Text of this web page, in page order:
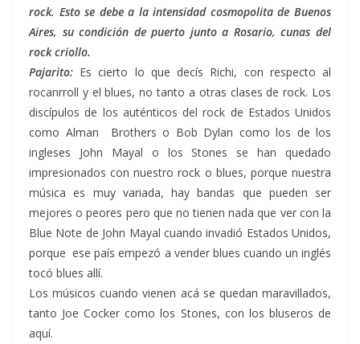
rock. Esto se debe a la intensidad cosmopolita de Buenos
Aires, su condición de puerto junto a Rosario, cunas del
rock criollo.
Pajarito: Es cierto lo que decís Richi, con respecto al
rocanrroll y el blues, no tanto a otras clases de rock. Los
discípulos de los auténticos del rock de Estados Unidos
como Alman Brothers o Bob Dylan como los de los
ingleses John Mayal o los Stones se han quedado
impresionados con nuestro rock o blues, porque nuestra
música es muy variada, hay bandas que pueden ser
mejores o peores pero que no tienen nada que ver con la
Blue Note de John Mayal cuando invadió Estados Unidos,
porque ese país empezó a vender blues cuando un inglés
tocó blues allí.
Los músicos cuando vienen acá se quedan maravillados,
tanto Joe Cocker como los Stones, con los bluseros de
aquí.